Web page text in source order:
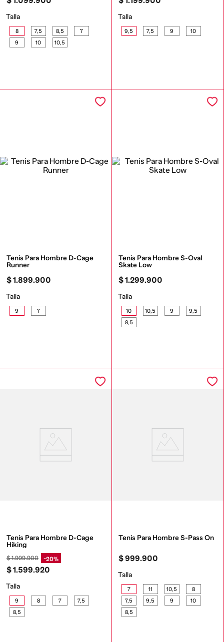
Talla
8 7,5 8,5
7
9
10 10,5
Talla
9,5 7,5 9 10
Tenis Para Hombre D-Cage
Runner
$1.899.900
Talla
9 7
Tenis Para Hombre S-Oval
Skate Low
$1.299.900
Talla
10 10,5 9
9,5
8,5
Tenis Para Hombre D-Cage
Hiking
$1.999.900 20%
$1.599.920
Talla
9 8 7
7,5
8,5
Tenis Para Hombre S-Pass On
$999.900
Talla
7 11 10,5
8
7,5
9,5 9
10
8,5